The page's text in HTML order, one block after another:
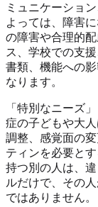
ミュニケーショ
よっては、障害
の障害や合理的
ス、学校での支
書類、機能への
なります。
「特別なニーズ
症の子どもや大
調整、感覚面の
ティンを必要と
持つ別の人は、
ルだけで、その
ではありません。